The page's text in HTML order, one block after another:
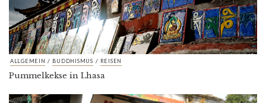
ALLGEMEIN / BUDDHISMUS / REISEN
Pummelkekse in Lhasa